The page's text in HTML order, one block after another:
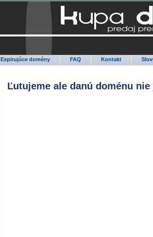
Expirujúce domény FAQ Kontakt
Ľutujeme ale danú doménu